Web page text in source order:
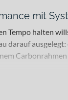
mit
Tempo halten
darauf